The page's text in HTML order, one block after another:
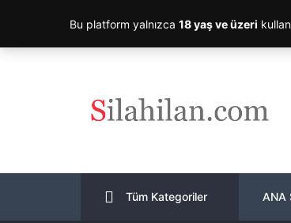
Tüm Kategoriler ANA
Bu platform yalnızca 18 yaş ve üzeri